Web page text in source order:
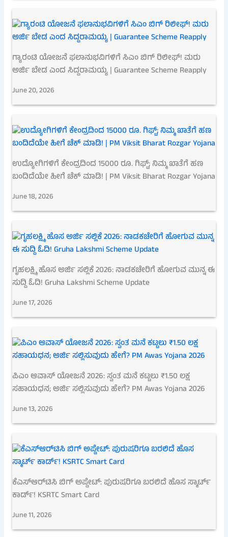
ಗ್ಯಾರಂಟಿ ಯೋಜನೆ ಫಲಾನುಭವಿಗಳಿಗೆ ಸಿಎಂ ಬಿಗ್ ರಿಲೀಫ್! ಮರು
ಅರ್ಜಿ ಬೇಡ ಎಂದ ಸಿದ್ದರಾಮಯ್ಯ | Guarantee Scheme Reapply
June 20, 2026
ಉದ್ಯೋಗಿಗಳಿಗೆ ಕೇಂದ್ರದಿಂದ 15000 ರೂ. ಗಿಫ್ಟ್; ನಿಮ್ಮ ಖಾತೆಗೆ ಹಣ
ಬಂದಿದೆಯೇ ಹೀಗೆ ಚೆಕ್ ಮಾಡಿ! | PM Viksit Bharat Rozgar Yojana
June 18, 2026
ಗೃಹಲಕ್ಷ್ಮಿ ಹೊಸ ಅರ್ಜಿ ಸಲ್ಲಿಕೆ 2026: ನಾಡಕಚೇರಿಗೆ ಹೋಗುವ ಮುನ್ನ ಈ
ಸುದ್ದಿ ಓದಿ! Gruha Lakshmi Scheme Update
June 17, 2026
ಪಿಎಂ ಆವಾಸ್ ಯೋಜನೆ 2026: ಸ್ವಂತ ಮನೆ ಕಟ್ಟಲು ₹1.50 ಲಕ್ಷ
ಸಹಾಯಧನ; ಅರ್ಜಿ ಸಲ್ಲಿಸುವುದು ಹೇಗೆ? PM Awas Yojana 2026
June 13, 2026
ಕೆಎಸ್‌ಆರ್‌ಟಿಸಿ ಬಿಗ್ ಅಪ್ಡೇಟ್: ಪುರುಷರಿಗೂ ಬರಲಿದೆ ಹೊಸ ಸ್ಮಾರ್ಟ್
ಕಾರ್ಡ್! KSRTC Smart Card
June 11, 2026